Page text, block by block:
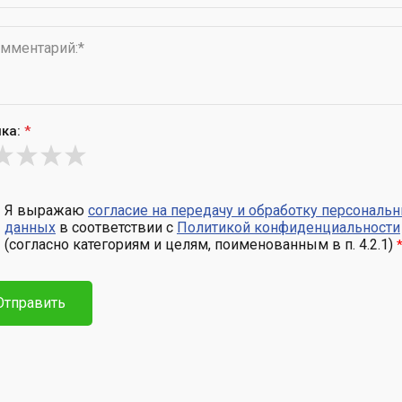
*
Я выражаю согласие на передачу и обработку
данных в соответствии с Политикой конфиденциальности
(согласно категориям и целям, поименованным в п. 4.2.1) *